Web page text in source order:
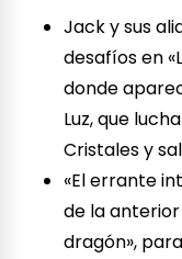
Jack y sus
desafíos en
donde
Luz, que
Cristales y
«El errante
de la anterior
dragón»,